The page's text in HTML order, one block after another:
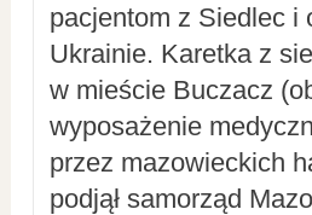
pacjentom z Siedlec i
Ukrainie. Karetka z
w mieście Buczacz
wyposażenie
przez mazowieckich
podjął samorząd